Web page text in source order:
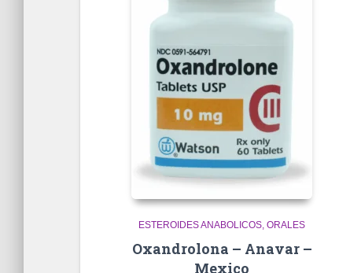
ESTEROIDES ANABOLICOS ORALES
Oxandrolona – Anavar –
Mexico